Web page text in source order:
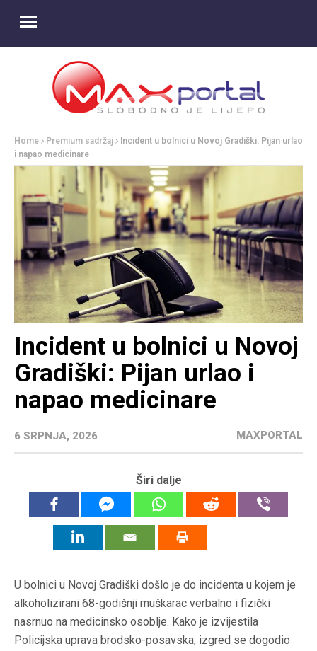
Home Premium sadržaj
Incident u bolnici u Novoj Gradiški: Pijan urlao
i napao medicinare
Incident u bolnici u Novoj
Gradiški: Pijan urlao i
napao medicinare
6 SRPNJA, 2026 MAXPORTAL
Širi dalje
U bolnici u Novoj Gradiški došlo je do incidenta u kojem je
alkoholizirani 68-godišnji muškarac verbalno i fizički
nasrnuo na medicinsko osoblje. Kako je izvijestila
Policijska uprava brodsko-posavska, izgred se dogodio